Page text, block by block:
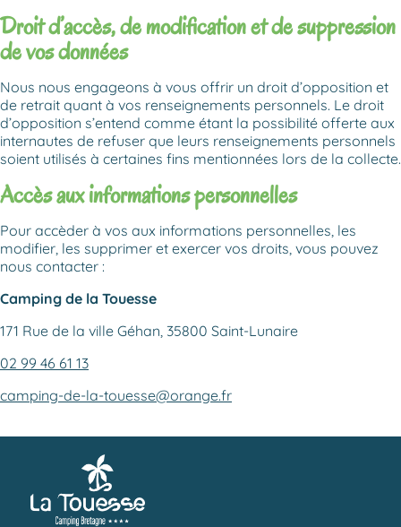
Droit d’accès, de modification et de suppression
de vos données
Nous nous engageons à vous offrir un droit d’opposition et
de retrait quant à vos renseignements personnels. Le droit
d’opposition s’entend comme étant la possibilité offerte aux
internautes de refuser que leurs renseignements personnels
soient utilisés à certaines fins mentionnées lors de la collecte.
Accès aux informations personnelles
Pour accèder à vos aux informations personnelles, les
modifier, les supprimer et exercer vos droits, vous pouvez
nous contacter :
Camping de la Touesse
171 Rue de la ville Géhan, 35800 Saint-Lunaire
02 99 46 61 13
camping-de-la-touesse@orange.fr